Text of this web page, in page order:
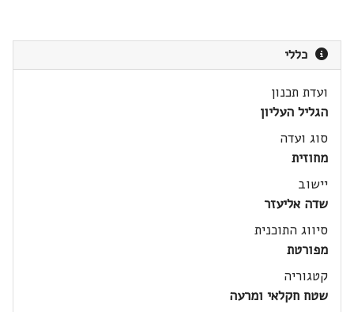
כללי
ועדת תכנון
הגליל העליון
סוג ועדה
מחוזית
יישוב
שדה אליעזר
סיווג התוכנית
מפורטת
קטגוריה
שטח חקלאי ומרעה